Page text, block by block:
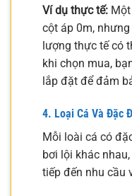
Ví dụ thực tế:
cột áp 0m,
lượng thực tế có
khi chọn mua,
lắp đặt để đảm
4. Loại Cá Và Đặc
Mỗi loài cá có
bơi lội khác
tiếp đến nhu cầu